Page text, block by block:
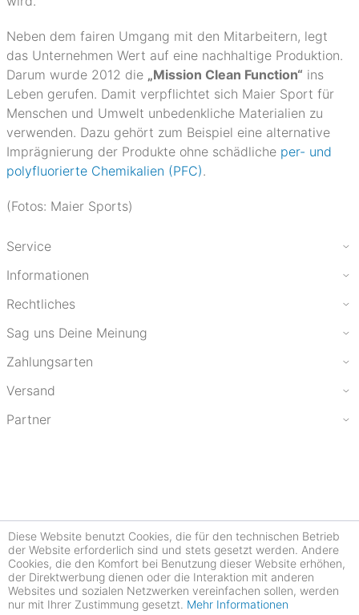
Neben dem fairen Umgang mit den Mitarbeitern, legt
das Unternehmen Wert auf eine nachhaltige Produktion.
Darum wurde 2012 die „Mission Clean Function“ ins
Leben gerufen. Damit verpflichtet sich Maier Sport für
Menschen und Umwelt unbedenkliche Materialien zu
verwenden. Dazu gehört zum Beispiel eine alternative
Imprägnierung der Produkte ohne schädliche per- und
polyfluorierte Chemikalien (PFC).
(Fotos: Maier Sports)
Service
Informationen
Rechtliches
Sag uns Deine Meinung
Zahlungsarten
Versand
Partner
Diese Website benutzt Cookies, die für den technischen Betrieb
der Website erforderlich sind und stets gesetzt werden. Andere
Cookies, die den Komfort bei Benutzung dieser Website erhöhen,
der Direktwerbung dienen oder die Interaktion mit anderen
Websites und sozialen Netzwerken vereinfachen sollen, werden
nur mit Ihrer Zustimmung gesetzt. Mehr Informationen